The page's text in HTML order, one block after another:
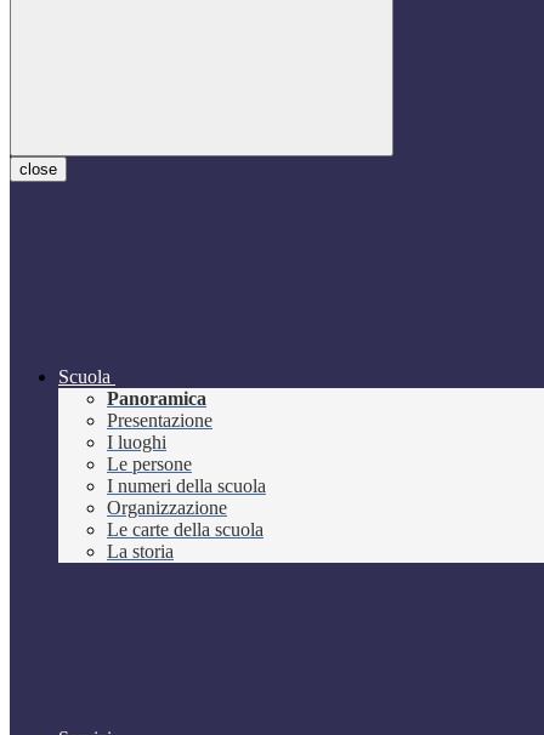
close
Scuola
Panoramica
Presentazione
I luoghi
Le persone
I numeri della scuola
Organizzazione
Le carte della scuola
La storia